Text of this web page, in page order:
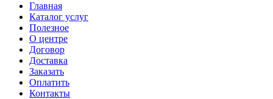
Главная
Каталог услуг
Полезное
О центре
Договор
Доставка
Заказать
Оплатить
Контакты